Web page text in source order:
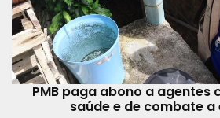
PMB paga abono a agentes
saúde e de combate a